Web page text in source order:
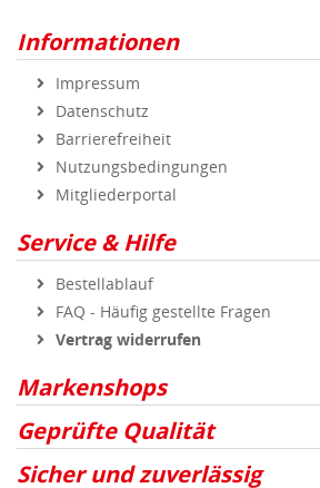
Informationen
Impressum
Datenschutz
Barrierefreiheit
Nutzungsbedingungen
Mitgliederportal
Service & Hilfe
Bestellablauf
FAQ - Häufig gestellte Fragen
Vertrag widerrufen
Markenshops
Geprüfte Qualität
Sicher und zuverlässig